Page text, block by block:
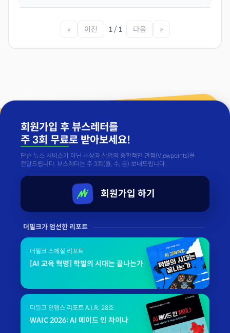
« 이전 1 / 1 다음 »
회원가입 후 뷰스레터를
주 3회 무료로 받아보세요!
단순 뉴스 서비스가 아닌 세상과 산업의 종합적인 관점(Viewpoints)을
전달드립니다. 뷰스레터는 주 3회(월, 수, 금) 보내드립니다.
회원가입 하기
더밀크가 엄선한 리포트
더밀크 스페셜 리포트
[AI 교육 혁명] 학벌의 시대는 끝나는가
더밀크 인뎁스 리포트 A.I.R. 28호
WAIC 2026: AI 메이드 인 차이나